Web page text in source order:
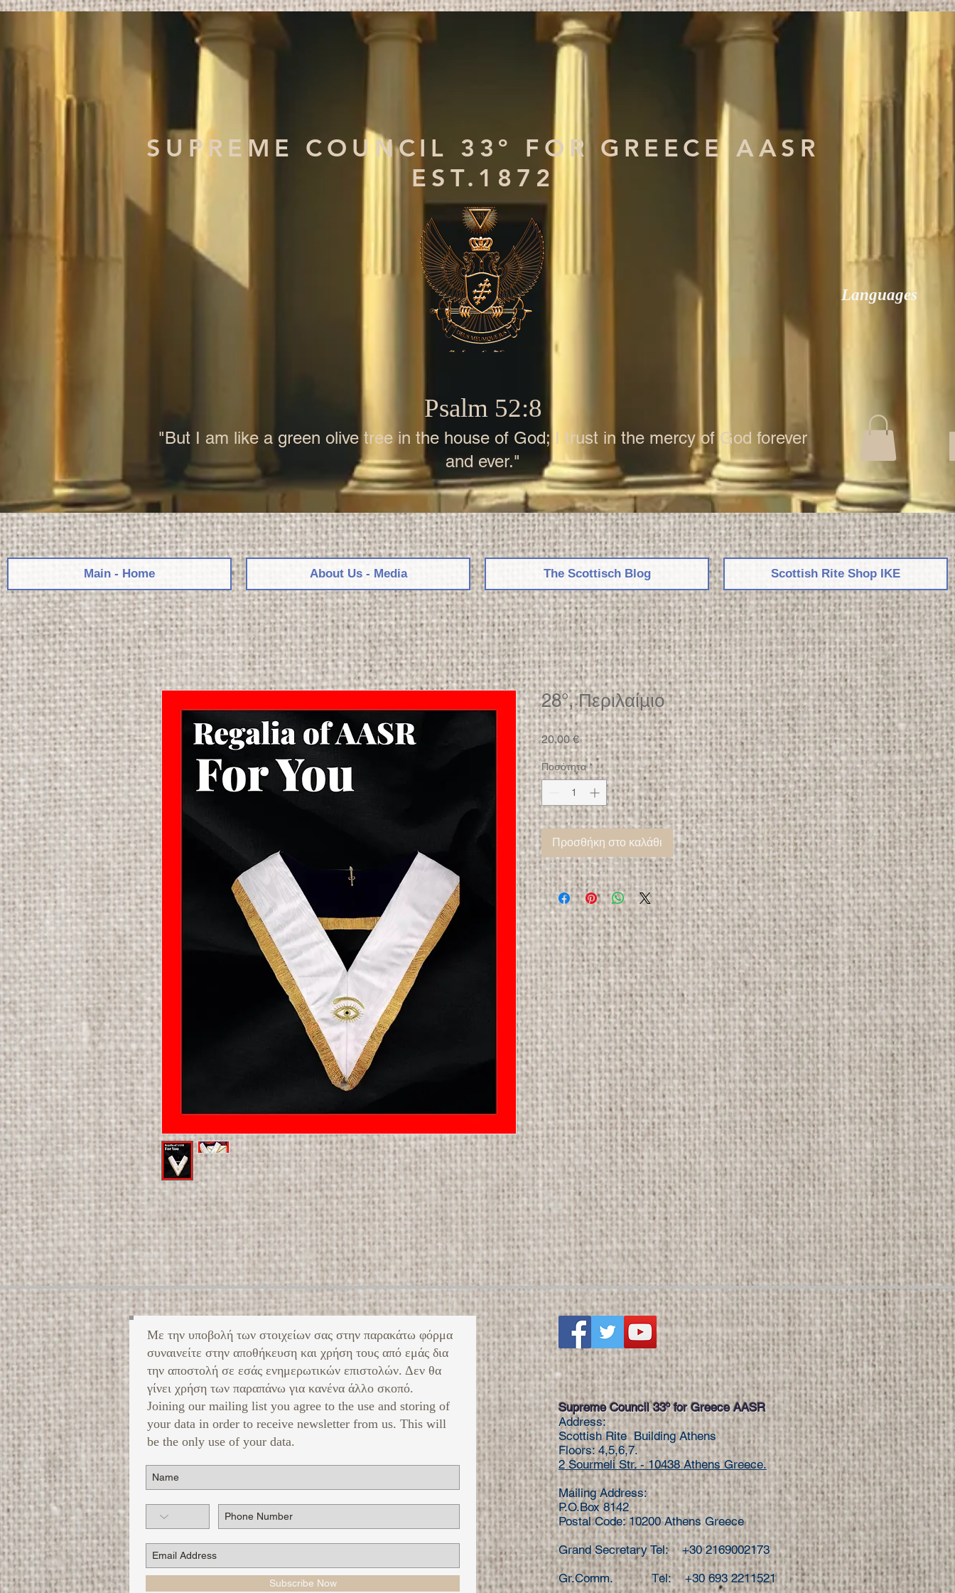
SUPREME COUNCIL 33º FOR GREECE AASR
EST.1872
Psalm 52:8
"But I am like a green olive tree in the house of God; I trust in the mercy of God forever
and ever."
Languages
Main - Home About Us - Media The Scottisch Blog Scottish Rite Shop ΙΚΕ
28°, Περιλαίμιο
20,00 €Τιμή
Ποσότητα *
Προσθήκη στο καλάθι
Με την υποβολή των στοιχείων σας στην παρακάτω φόρμα
συναινείτε στην αποθήκευση και χρήση τους από εμάς δια
την αποστολή σε εσάς ενημερωτικών επιστολών. Δεν θα
γίνει χρήση των παραπάνω για κανένα άλλο σκοπό. ​
Joining our mailing list you agree to the use and storing of
your data in order to receive newsletter from us. This will
be the only use of your data.
Subscribe Now
Supreme Council 33º for Greece AASR
Address:
Scottish Rite Building Athens
Floors: 4,5,6,7.
2 Sourmeli Str.- 10438 Athens Greece.
Mailing Address:
P.O.Box 8142
Postal Code: 10200 Athens Greece
Grand Secretary Tel: +30 2169002173
Gr.Comm. Τel: +30 693 2211521